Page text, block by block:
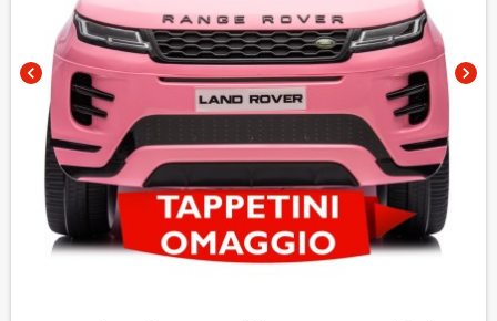
chevron_left chevron_right